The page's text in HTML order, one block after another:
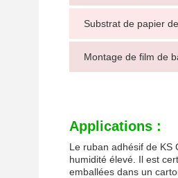
Substrat de papier
Montage de film de
Applications :
Le ruban adhésif de KS
humidité élevé. Il est
emballées dans un